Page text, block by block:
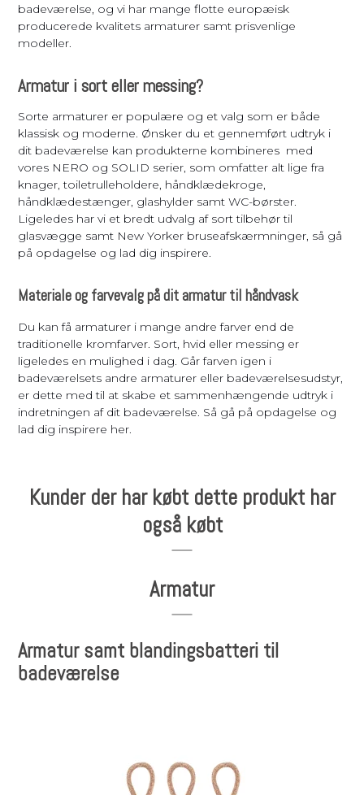
badeværelse, og vi har mange flotte europæisk
producerede kvalitets armaturer samt prisvenlige
modeller.
Armatur i sort eller messing?
Sorte armaturer er populære og et valg som er både
klassisk og moderne. Ønsker du et gennemført udtryk i
dit badeværelse kan produkterne kombineres med
vores NERO og SOLID serier, som omfatter alt lige fra
knager, toiletrulleholdere, håndklædekroge,
håndklædestænger, glashylder samt WC-børster.
Ligeledes har vi et bredt udvalg af sort tilbehør til
glasvægge samt New Yorker bruseafskærmninger, så gå
på opdagelse og lad dig inspirere.
Materiale og farvevalg på dit armatur til håndvask
Du kan få armaturer i mange andre farver end de
traditionelle kromfarver. Sort, hvid eller messing er
ligeledes en mulighed i dag. Går farven igen i
badeværelsets andre armaturer eller badeværelsesudstyr,
er dette med til at skabe et sammenhængende udtryk i
indretningen af dit badeværelse. Så gå på opdagelse og
lad dig inspirere her.
Kunder der har købt dette produkt har
også købt
Armatur
Armatur samt blandingsbatteri til
badeværelse